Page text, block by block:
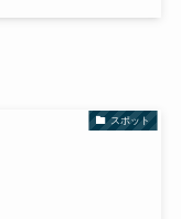
スポット